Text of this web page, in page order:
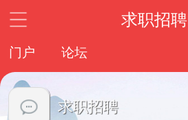
求职招聘
门户 论坛
求职招聘